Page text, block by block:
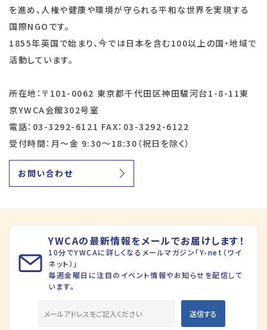
を進め、人権や健康や環境が守られる平和な世界を実現する
国際NGOです。
1855年英国で始まり、今では日本を含む100以上の国・地域で
活動しています。
所在地：〒101-0062 東京都千代田区神田駿河台1-8-11東
京YWCA会館302号室
電話：03-3292-6121 FAX：03-3292-6122
受付時間：月～金 9:30～18:30（祝日を除く）
お問い合わせ
YWCAの最新情報をメールでお届けします！
10分でYWCAに詳しくなるメールマガジン「Y-net（ワイ
ネット）」
毎週金曜日に注目のイベント情報やお知らせを配信して
います。